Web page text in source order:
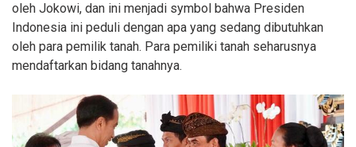
oleh Jokowi, dan ini menjadi symbol bahwa Presiden
Indonesia ini peduli dengan apa yang sedang dibutuhkan
oleh para pemilik tanah. Para pemiliki tanah seharusnya
mendaftarkan bidang tanahnya.